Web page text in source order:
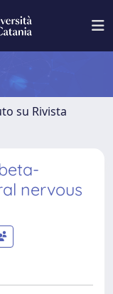
su Rivista
nervous